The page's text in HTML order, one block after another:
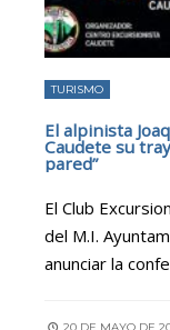
TURISMO
El alpinista
Caudete su
pared”
El Club
del M.I.
anunciar la
20 DE MAYO DE